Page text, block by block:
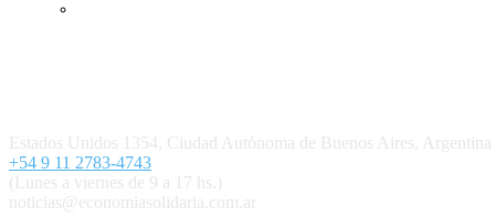
Estados Unidos 1354, Ciudad Autónoma de Buenos Aires,
+54 9 11 2783-4743
(Lunes a viernes de 9 a 17 hs.)
noticias@economiasolidaria.com.ar